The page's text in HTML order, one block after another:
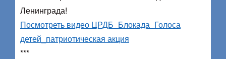
Ленинграда!
Посмотреть видео ЦРДБ_Блокада_Голоса
детей_патриотическая акция
***